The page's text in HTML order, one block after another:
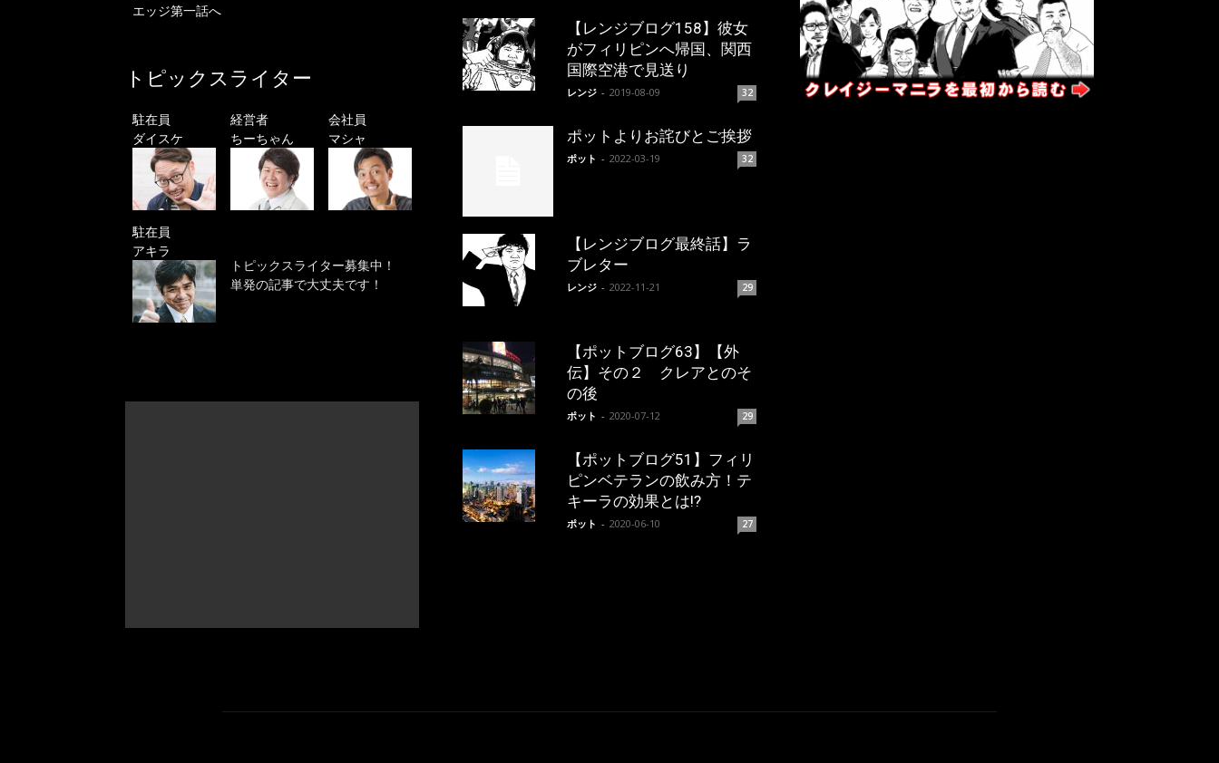
エッジ第一話へ
トピックスライター
駐在員
ダイスケ
経営者
ちーちゃん
会社員
マシャ
駐在員
アキラ
トピックスライター募集中！
単発の記事で大丈夫です！
【レンジブログ158】彼女
がフィリピンへ帰国、関西
国際空港で見送り
レンジ - 2019-08-09 32
ポットよりお詫びとご挨拶
ポット - 2022-03-19 32
【レンジブログ最終話】ラ
ブレター
レンジ - 2022-11-21 29
【ポットブログ63】【外
伝】その２ クレアとのそ
の後
ポット - 2020-07-12 29
【ポットブログ51】フィリ
ピンベテランの飲み方！テ
キーラの効果とは!?
ポット - 2020-06-10 27